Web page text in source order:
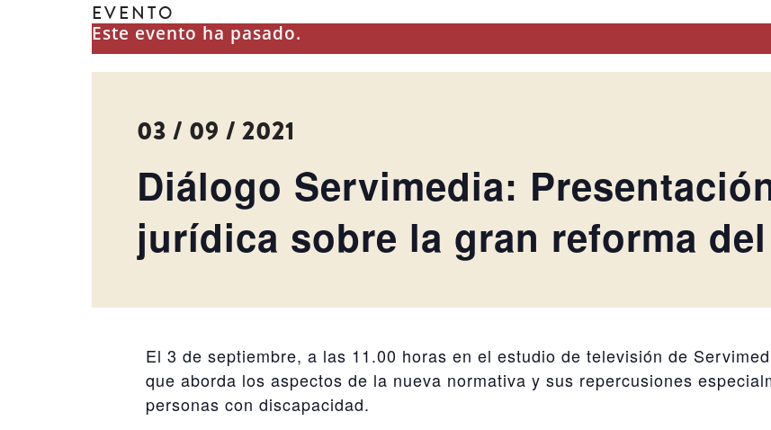
EVENTO
Este evento ha pasado.
03 / 09 / 2021
Diálogo Servimedia:
jurídica sobre la gran reforma
El 3 de septiembre, a las 11.00 horas en el estudio de televisión de
que aborda los aspectos de la nueva normativa y sus repercusiones
personas con discapacidad.